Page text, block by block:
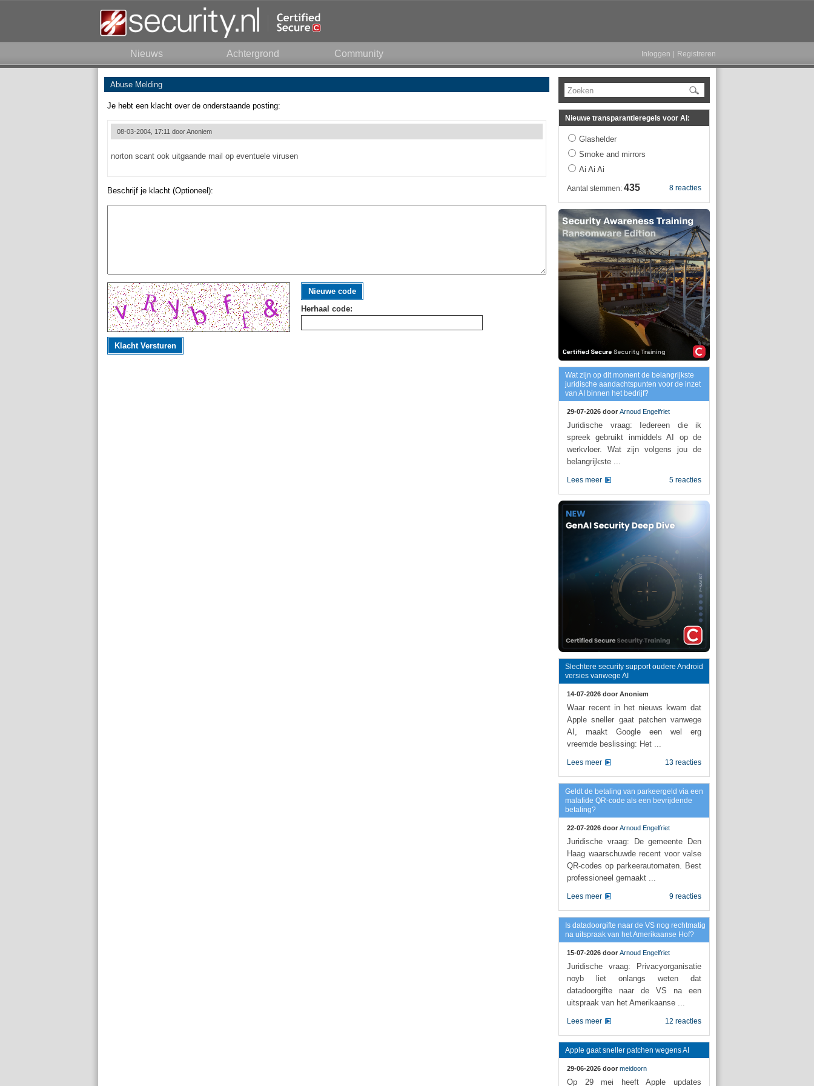
Nieuws Achtergrond Community Inloggen Registreren
Abuse Melding
Je hebt een klacht over de onderstaande posting:
08-03-2004, 17:11 doorAnoniem
norton scant ook uitgaande mail op eventuele virusen
Beschrijf je klacht (Optioneel):
Nieuwe code
Herhaal code:
Klacht Versturen
Zoeken
Nieuwe transparantieregels voor AI:
Glashelder
Smoke and mirrors
Ai Ai Ai
8 reacties
Aantal stemmen: 435
Wat zijn op dit moment de belangrijkste
juridische aandachtspunten voor de inzet
van AI binnen het bedrijf?
29-07-2026 door Arnoud Engelfriet
Juridische vraag: Iedereen die ik
spreek gebruikt inmiddels AI op de
werkvloer. Wat zijn volgens jou de
belangrijkste ...
5 reacties
Lees meer
Slechtere security support oudere Android
versies vanwege AI
14-07-2026 door Anoniem
Waar recent in het nieuws kwam dat
Apple sneller gaat patchen vanwege
AI, maakt Google een wel erg
vreemde beslissing: Het ...
13 reacties
Lees meer
Geldt de betaling van parkeergeld via een
malafide QR-code als een bevrijdende
betaling?
22-07-2026 door Arnoud Engelfriet
Juridische vraag: De gemeente Den
Haag waarschuwde recent voor valse
QR-codes op parkeerautomaten. Best
professioneel gemaakt ...
9 reacties
Lees meer
Is datadoorgifte naar de VS nog rechtmatig
na uitspraak van het Amerikaanse Hof?
15-07-2026 door Arnoud Engelfriet
Juridische vraag: Privacyorganisatie
noyb liet onlangs weten dat
datadoorgifte naar de VS na een
uitspraak van het Amerikaanse ...
12 reacties
Lees meer
Apple gaat sneller patchen wegens AI
29-06-2026 door meidoorn
Op 29 mei heeft Apple updates